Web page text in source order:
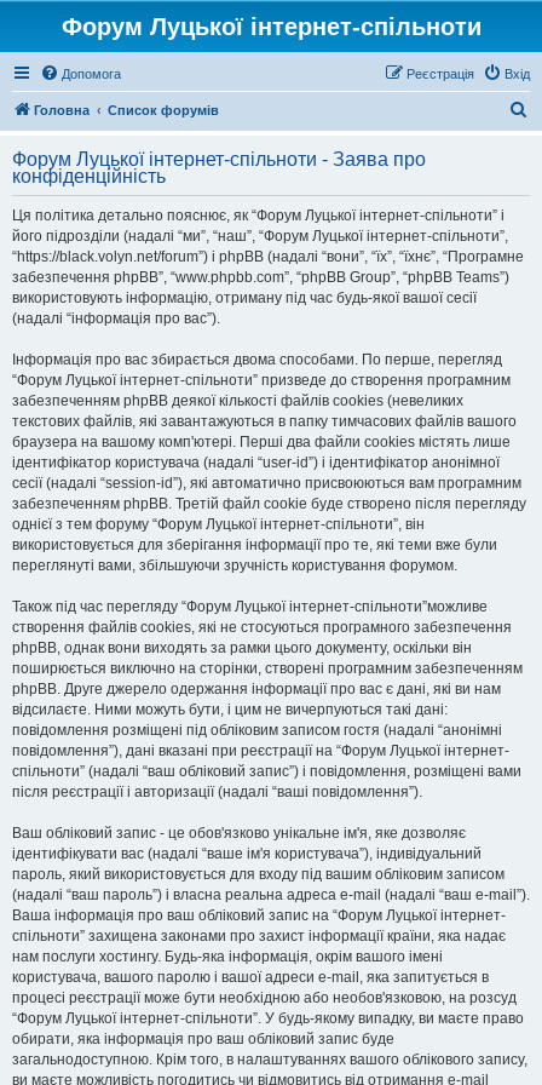
Форум Луцької інтернет-спільноти
Допомога Вхід
Реєстрація
Головна Список форумів
у
Форум Луцької інтернет-спільноти - Заява про
конфіденційність
Ця політика детально пояснює, як “Форум Луцької інтернет-спільноти” і
його підрозділи (надалі “ми”, “наш”, “Форум Луцької інтернет-спільноти”,
“https://black.volyn.net/forum”) і phpBB (надалі “вони”, “їх”, “їхнє”, “Програмне
забезпечення phpBB”, “www.phpbb.com”, “phpBB Group”, “phpBB Teams”)
використовують інформацію, отриману під час будь-якої вашої сесії
(надалі “інформація про вас”).
Інформація про вас збирається двома способами. По перше, перегляд
“Форум Луцької інтернет-спільноти” призведе до створення програмним
забезпеченням phpBB деякої кількості файлів cookies (невеликих
текстових файлів, які завантажуються в папку тимчасових файлів вашого
браузера на вашому комп'ютері. Перші два файли cookies містять лише
ідентифікатор користувача (надалі “user-id”) і ідентифікатор анонімної
сесії (надалі “session-id”), які автоматично присвоюються вам програмним
забезпеченням phpBB. Третій файл cookie буде створено після перегляду
однієї з тем форуму “Форум Луцької інтернет-спільноти”, він
використовується для зберігання інформації про те, які теми вже були
переглянуті вами, збільшуючи зручність користування форумом.
Також під час перегляду “Форум Луцької інтернет-спільноти”можливе
створення файлів cookies, які не стосуються програмного забезпечення
phpBB, однак вони виходять за рамки цього документу, оскільки він
поширюється виключно на сторінки, створені програмним забезпеченням
phpBB. Друге джерело одержання інформації про вас є дані, які ви нам
відсилаєте. Ними можуть бути, і цим не вичерпуються такі дані:
повідомлення розміщені під обліковим записом гостя (надалі “анонімні
повідомлення”), дані вказані при реєстрації на “Форум Луцької інтернет-
спільноти” (надалі “ваш обліковий запис”) і повідомлення, розміщені вами
після реєстрації і авторизації (надалі “ваші повідомлення”).
Ваш обліковий запис - це обов'язково унікальне ім'я, яке дозволяє
ідентифікувати вас (надалі “ваше ім'я користувача”), індивідуальний
пароль, який використовується для входу під вашим обліковим записом
(надалі “ваш пароль”) і власна реальна адреса e-mail (надалі “ваш e-mail”).
Ваша інформація про ваш обліковий запис на “Форум Луцької інтернет-
спільноти” захищена законами про захист інформації країни, яка надає
нам послуги хостингу. Будь-яка інформація, окрім вашого імені
користувача, вашого паролю і вашої адреси e-mail, яка запитується в
процесі реєстрації може бути необхідною або необов'язковою, на розсуд
“Форум Луцької інтернет-спільноти”. У будь-якому випадку, ви маєте право
обирати, яка інформація про ваш обліковий запис буде
загальнодоступною. Крім того, в налаштуваннях вашого облікового запису,
ви маєте можливість погодитись чи відмовитись від отримання e-mail